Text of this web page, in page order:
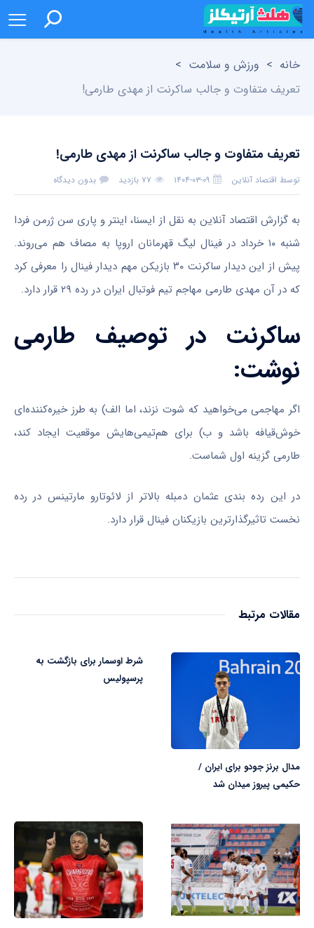
خانه > ورزش و سلامت >
تعریف متفاوت و جالب ساکرنت از مهدی طارمی!
تعریف متفاوت و جالب ساکرنت از مهدی طارمی!
توسط اقتصاد آنلاین ۱۴۰۴-۰۳-۰۹ ۷۷ بازدید بدون دیدگاه
به گزارش اقتصاد آنلاین به نقل از ایسنا، اینتر و پاری سن ژرمن فردا
شنبه ۱۰ خرداد در فینال لیگ قهرمانان اروپا به مصاف هم می‌روند.
پیش از این دیدار ساکرنت ۳۰ بازیکن مهم دیدار فینال را معرفی کرد
که در آن مهدی طارمی مهاجم تیم فوتبال ایران در رده ۲۹ قرار دارد.
ساکرنت در توصیف طارمی
نوشت:
اگر مهاجمی می‌خواهید که شوت نزند، اما الف) به طرز خیره‌کننده‌ای
خوش‌قیافه باشد و ب) برای هم‌تیمی‌هایش موقعیت ایجاد کند،
طارمی گزینه اول شماست.
در این رده بندی عثمان دمبله بالاتر از لائوتارو مارتینس در رده
نخست تاثیرگذار‌ترین بازیکنان فینال قرار دارد.
مقالات مرتبط
مدال برنز جودو برای ایران /
حکیمی پیروز میدان شد
شرط اوسمار برای بازگشت به
پرسپولیس